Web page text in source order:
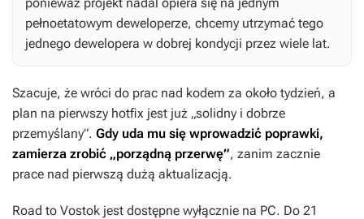
pełnoetatowym deweloperze, chcemy utrzymać tego
jednego dewelopera w dobrej kondycji przez wiele lat.
Szacuje, że wróci do prac nad kodem za około tydzień, a
plan na pierwszy hotfix jest już „solidny i dobrze
przemyślany”. Gdy uda mu się wprowadzić poprawki,
zamierza zrobić „porządną przerwę”, zanim zacznie
prace nad pierwszą dużą aktualizacją.
Road to Vostok jest dostępne wyłącznie na PC. Do 21